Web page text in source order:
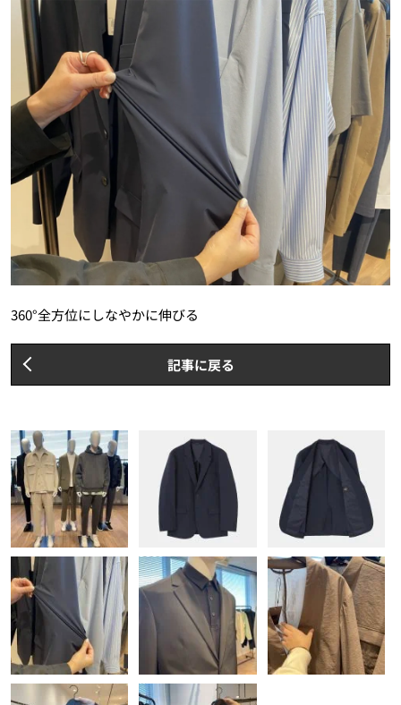
360°全方位にしなやかに伸びる
記事に戻る